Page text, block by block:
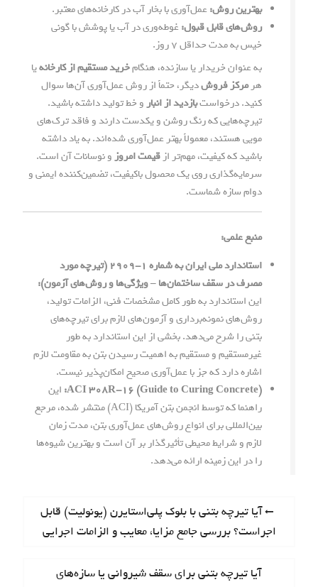
بهترین روش:عمل‌آوری با بخار آب در کارخانه‌های معتبر.
روش‌های قابل قبول:غوطه‌وری در آب یا پوشش با گونی
خیس به مدت حداقل ۷ روز.
به عنوان خریدار یا سازنده، هنگامخرید مستقیم از کارخانهیا
هرمرکز فروشدیگر، حتماً از روش عمل‌آوری آن‌ها سوال
کنید. درخواستبازدید از انبارو خط تولید داشته باشید.
تیرچه‌هایی که رنگ روشن و یکدست دارند و فاقد ترک‌های
مویی هستند، معمولاً بهتر عمل‌آوری شده‌اند. به یاد داشته
باشید که کیفیت، مهم‌تر ازقیمت امروزو نوسانات آن است.
سرمایه‌گذاری روی یک محصول باکیفیت، تضمین‌کننده ایمنی و
دوام سازه شماست.
منبع علمی:
استاندارد ملی ایران به شماره ۱-۲۹۰۹ (تیرچه مورد
مصرف در سقف ساختمان‌ها – ویژگی‌ها و روش‌های آزمون):
این استاندارد به طور کامل مشخصات فنی، الزامات تولید،
روش‌های نمونه‌برداری و آزمون‌های لازم برای تیرچه‌های
بتنی را شرح می‌دهد. بخشی از این استاندارد به طور
غیرمستقیم و مستقیم به اهمیت رسیدن بتن به مقاومت لازم
اشاره دارد که جز با عمل‌آوری صحیح امکان‌پذیر نیست.
ACI 308R-16 (Guide to Curing Concrete): این
راهنما که توسط انجمن بتن آمریکا (ACI) منتشر شده، مرجع
بین‌المللی برای انواع روش‌های عمل‌آوری بتن، مدت زمان
لازم و شرایط محیطی تأثیرگذار بر آن است و بهترین شیوه‌ها
را در این زمینه ارائه می‌دهد.
P
r
v
i
آیا تیرچه بتنی با بلوک پلی‌استایرن (یونولیت) قابل
اجراست؟ بررسی جامع مزایا، معایب و الزامات اجرایی
N
آیا تیرچه بتنی برای سقف شیروانی یا سازه‌های